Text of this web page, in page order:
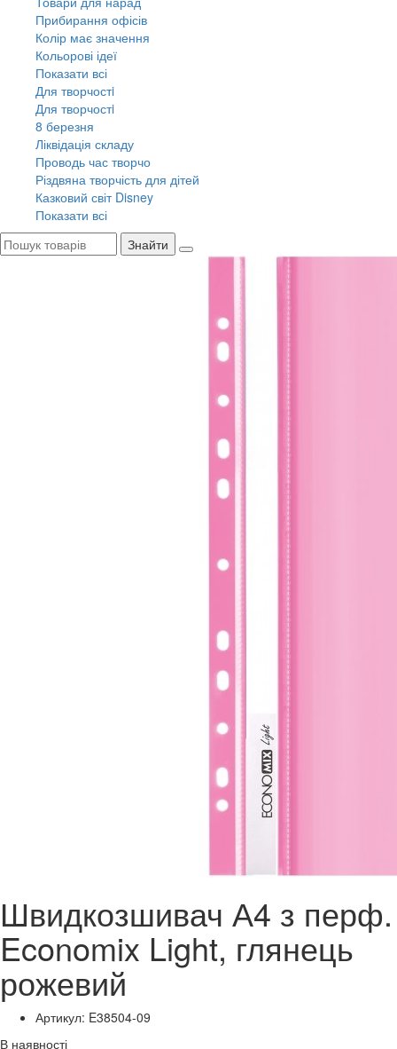
Прибирання офісів
Колір має значення
Кольорові ідеї
Показати всі
Для творчостi
Для творчостi
8 березня
Ліквідація складу
Проводь час творчо
Різдвяна творчість для дітей
Казковий світ Disney
Показати всі
Знайти
Швидкозшивач А4 з перф.
Economix Light, глянець
рожевий
Артикул: E38504-09
В наявності